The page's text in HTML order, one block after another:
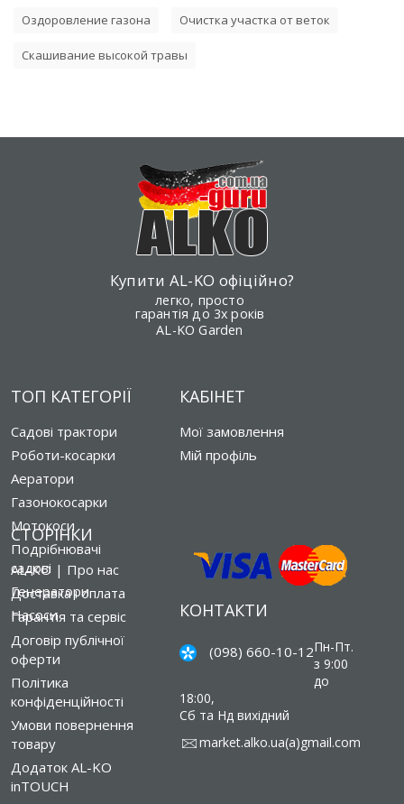
Оздоровление газона Очистка участка от веток
Скашивание высокой травы
Купити AL-KO офіційно?
легко, просто
гарантія до 3х років
AL-KO Garden
ТОП КАТЕГОРІЇ
Садові трактори
Роботи-косарки
Аератори
Газонокосарки
Мотокоси
Подрібнювачі
садові
Генератори
Насоси
СТОРІНКИ
AL-KO | Про нас
Доставка і оплата
Гарантія та сервіс
Договір публічної
оферти
Політика
конфіденційності
Умови повернення
товару
Додаток AL-KO
inTOUCH
КАБІНЕТ
Мої замовлення
Мій профіль
КОНТАКТИ
(098) 660-10-12Пн-Пт.
з 9:00
до
18:00,
Сб та Нд вихідний
market.alko.ua(a)gmail.com